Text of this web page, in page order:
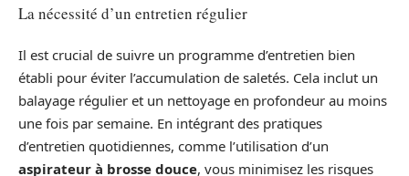
La nécessité d’un entretien régulier
Il est crucial de suivre un programme d’entretien bien
établi pour éviter l’accumulation de saletés. Cela inclut un
balayage régulier et un nettoyage en profondeur au moins
une fois par semaine. En intégrant des pratiques
d’entretien quotidiennes, comme l’utilisation d’un
aspirateur à brosse douce, vous minimisez les risques